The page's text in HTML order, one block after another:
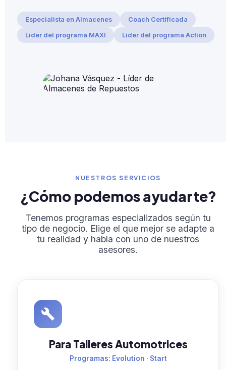
Especialista en Almacenes Coach Certificada
Líder del programa MAXI Líder del programa Action
NUESTROS SERVICIOS
¿Cómo podemos ayudarte?
Tenemos programas especializados según tu
tipo de negocio. Elige el que mejor se adapte a
tu realidad y habla con uno de nuestros
asesores.
Para Talleres Automotrices
Programas: Evolution · Start